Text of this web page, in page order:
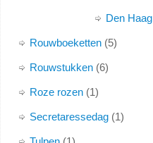
Den Haag
Rouwboeketten 5
Rouwstukken 6
Roze rozen 1
Secretaressedag 1